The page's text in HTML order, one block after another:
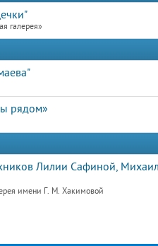
галерея»
рядом»
Лилии Сафиной,
имени Г. М. Хакимовой